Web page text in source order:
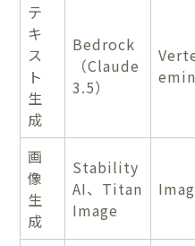
テ
キ
ス
ト
生
成
Bedrock
（Claude
3.5）
画
像
生
成
Stability
AI、Titan
Image